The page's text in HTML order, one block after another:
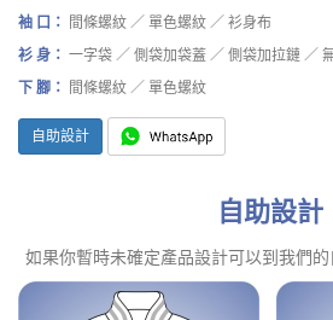
袖 口：
間條螺紋 ／ 單色螺紋 ／ 衫身布
衫 身： 一字袋 ／ 側袋加袋蓋 ／ 側袋加拉鏈 ／
下 腳：
間條螺紋 ／ 單色螺紋
自助設計
自助設計
如果你暫時未確定產品設計可以到我們